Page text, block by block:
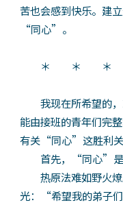
苦也会感到快乐。建
“同心”。
＊ ＊ ＊
我现在所希望的，
能由接班的青年们完
有关“同心”这胜利关
首先，“同心”是
热原法难如野火燎
光：“希望我的弟子